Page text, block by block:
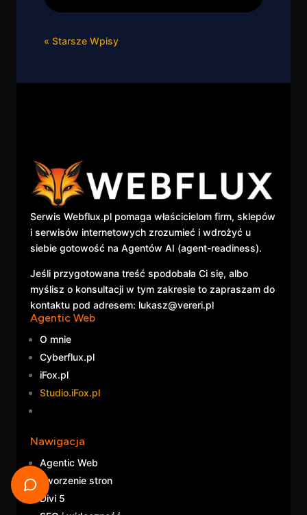
« Starsze Wpisy
Serwis Webflux.pl pomaga właścicielom firm, sklepów
i serwisów internetowych zrozumieć i wdrożyć u
siebie gotowość na Agentów AI (agent-readiness).
Jeśli przygotowana treść spodobała Ci się, albo
myślisz o konsultacji w tym zakresie to zapraszam do
kontaktu pod adresem: lukasz@vereri.pl
Agentic Web
O mnie
Cyberflux.pl
iFox.pl
Studio.iFox.pl
Nawigacja
Agentic Web
Tworzenie stron
Divi 5